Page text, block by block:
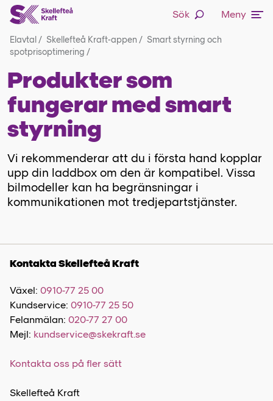
Sök
Meny
Elavtal / Skellefteå Kraft-appen / Smart styrning och
spotprisoptimering /
Produkter som
fungerar med smart
styrning
Vi rekommenderar att du i första hand kopplar
upp din laddbox om den är kompatibel. Vissa
bilmodeller kan ha begränsningar i
kommunikationen mot tredjepartstjänster.
Kontakta Skellefteå Kraft
Växel: 0910-77 25 00
Kundservice: 0910-77 25 50
Felanmälan: 020-77 27 00
Mejl: kundservice@skekraft.se
Kontakta oss på fler sätt
Skellefteå Kraft